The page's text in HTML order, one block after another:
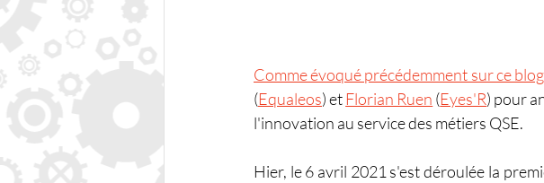
Comme évoqué précédemment sur ce blog
(Equaleos) et Florian Ruen (Eyes'R) pour
l'innovation au service des métiers QSE.
Hier, le 6 avril 2021 s'est déroulée la